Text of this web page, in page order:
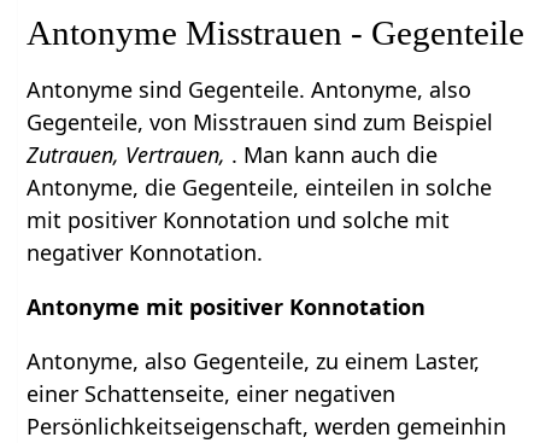
Antonyme Misstrauen - Gegenteile
Antonyme sind Gegenteile. Antonyme, also
Gegenteile, von Misstrauen sind zum Beispiel
Zutrauen, Vertrauen, . Man kann auch die
Antonyme, die Gegenteile, einteilen in solche
mit positiver Konnotation und solche mit
negativer Konnotation.
Antonyme mit positiver Konnotation
Antonyme, also Gegenteile, zu einem Laster,
einer Schattenseite, einer negativen
Persönlichkeitseigenschaft, werden gemeinhin